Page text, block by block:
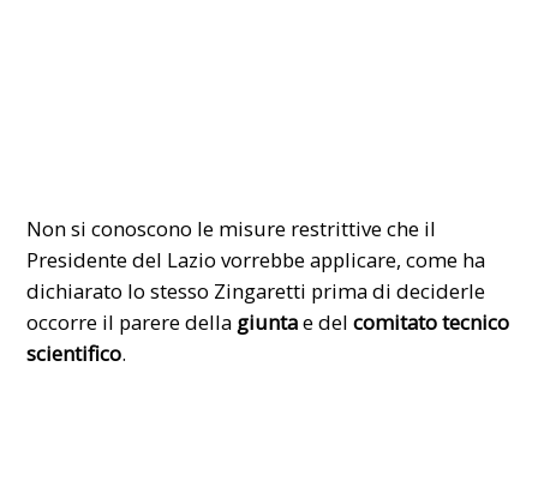
Non si conoscono le misure restrittive che il
Presidente del Lazio vorrebbe applicare, come ha
dichiarato lo stesso Zingaretti prima di deciderle
occorre il parere della giuntae delcomitato tecnico
scientifico.